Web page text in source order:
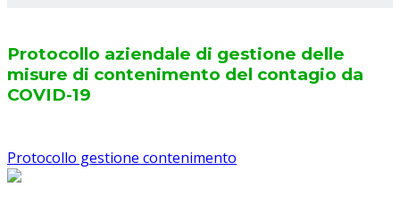
Protocollo aziendale di gestione delle
misure di contenimento del contagio da
COVID-19
Protocollo gestione contenimento